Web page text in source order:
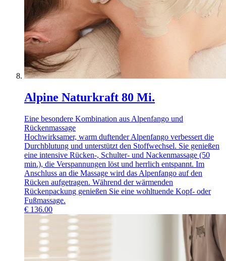
Alpine Naturkraft 80 Mi.
Eine besondere Kombination aus Alpenfango und
Rückenmassage
Hochwirksamer, warm duftender Alpenfango verbessert die
Durchblutung und unterstützt den Stoffwechsel. Sie genießen
eine intensive Rücken-, Schulter- und Nackenmassage (50
min.), die Verspannungen löst und herrlich entspannt. Im
Anschluss an die Massage wird das Alpenfango auf den
Rücken aufgetragen. Während der wärmenden
Rückenpackung genießen Sie eine wohltuende Kopf- oder
Fußmassage.
€ 136.00